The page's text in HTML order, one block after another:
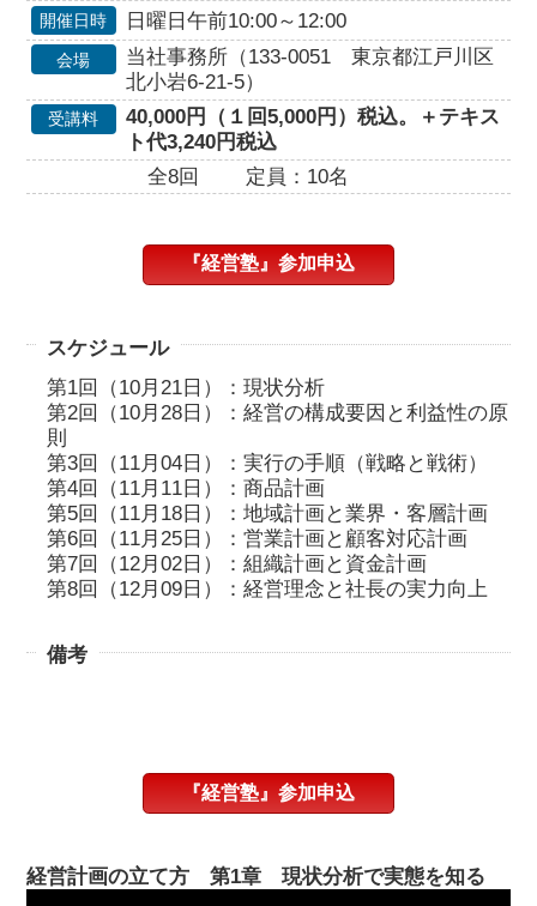
開催日時 日曜日午前10:00～12:00
会場
当社事務所（133-0051 東京都江戸川区
北小岩6-21-5）
受講料
40,000円（１回5,000円）税込。＋テキス
ト代3,240円税込
全8回
定員：10名
『経営塾』参加申込
スケジュール
第1回（10月21日）：現状分析
第2回（10月28日）：経営の構成要因と利益性の原
則
第3回（11月04日）：実行の手順（戦略と戦術）
第4回（11月11日）：商品計画
第5回（11月18日）：地域計画と業界・客層計画
第6回（11月25日）：営業計画と顧客対応計画
第7回（12月02日）：組織計画と資金計画
第8回（12月09日）：経営理念と社長の実力向上
備考
『経営塾』参加申込
経営計画の立て方 第1章 現状分析で実態を知る